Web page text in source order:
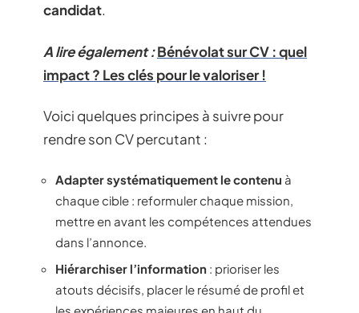
candidat.
A lire également :Bénévolat sur CV : quel
impact ? Les clés pour le valoriser !
Voici quelques principes à suivre pour
rendre son CV percutant :
Adapter systématiquement le contenu à
chaque cible : reformuler chaque mission,
mettre en avant les compétences attendues
dans l’annonce.
Hiérarchiser l’information : prioriser les
atouts décisifs, placer le résumé de profil et